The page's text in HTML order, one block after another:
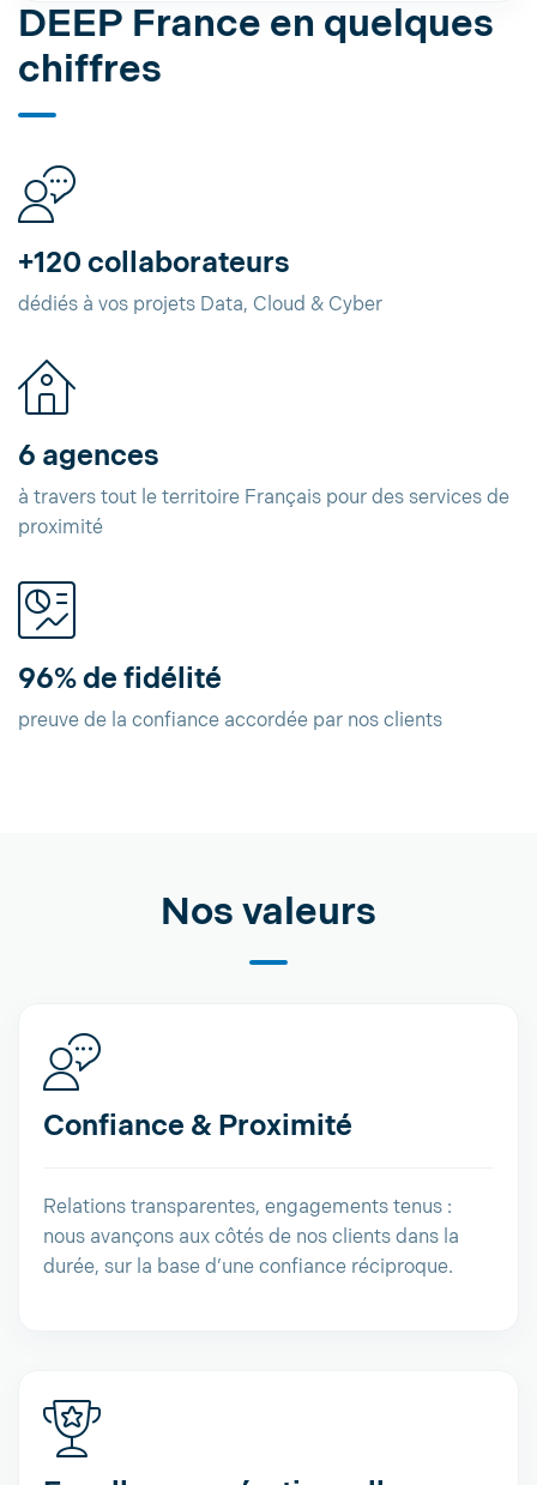
DEEP France en quelques
chiffres
+120 collaborateurs
dédiés à vos projets Data, Cloud & Cyber
6 agences
à travers tout le territoire Français pour des services de
proximité
96% de fidélité
preuve de la confiance accordée par nos clients
Nos valeurs
Confiance & Proximité
Relations transparentes, engagements tenus :
nous avançons aux côtés de nos clients dans la
durée, sur la base d’une confiance réciproque.